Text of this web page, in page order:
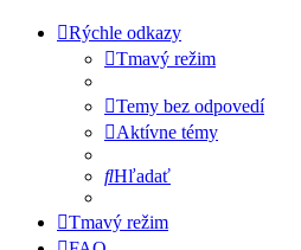
Rýchle odkazy
Tmavý režim
Temy bez odpovedí
Aktívne témy
Hľadať
Tmavý režim